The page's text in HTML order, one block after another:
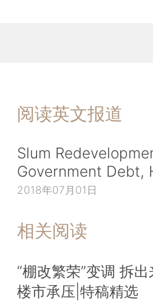
阅读英文报道
Slum
Government Debt,
2018年07月01日
相关阅读
“棚改繁荣”变调 拆
楼市承压|特稿精选